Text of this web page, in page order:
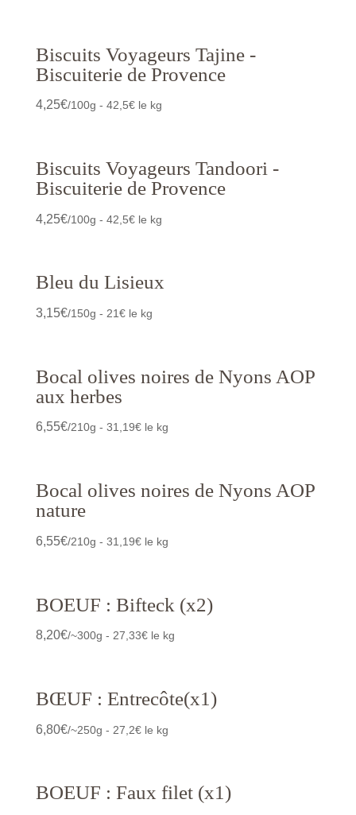
Biscuits Voyageurs Tajine -
Biscuiterie de Provence
4,25€/100g - 42,5€ le kg
Biscuits Voyageurs Tandoori -
Biscuiterie de Provence
4,25€/100g - 42,5€ le kg
Bleu du Lisieux
3,15€/150g - 21€ le kg
Bocal olives noires de Nyons AOP
aux herbes
6,55€/210g - 31,19€ le kg
Bocal olives noires de Nyons AOP
nature
6,55€/210g - 31,19€ le kg
BOEUF : Bifteck (x2)
8,20€/~300g - 27,33€ le kg
BŒUF : Entrecôte(x1)
6,80€/~250g - 27,2€ le kg
BOEUF : Faux filet (x1)